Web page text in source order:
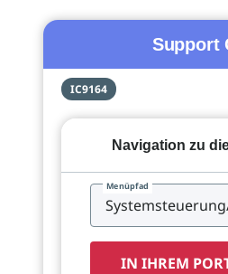
Support
IC9164
Navigation zu
Menüpfad
IN IHREM